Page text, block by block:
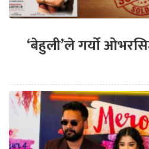
‘बेहुली’ले गर्यो